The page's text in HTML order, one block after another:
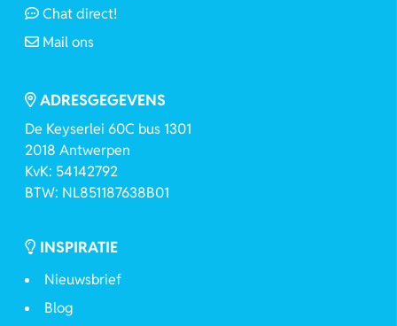
Chat direct!
Mail ons
ADRESGEGEVENS
De Keyserlei 60C bus 1301
2018 Antwerpen
KvK: 54142792
BTW: NL851187638B01
INSPIRATIE
Nieuwsbrief
Blog